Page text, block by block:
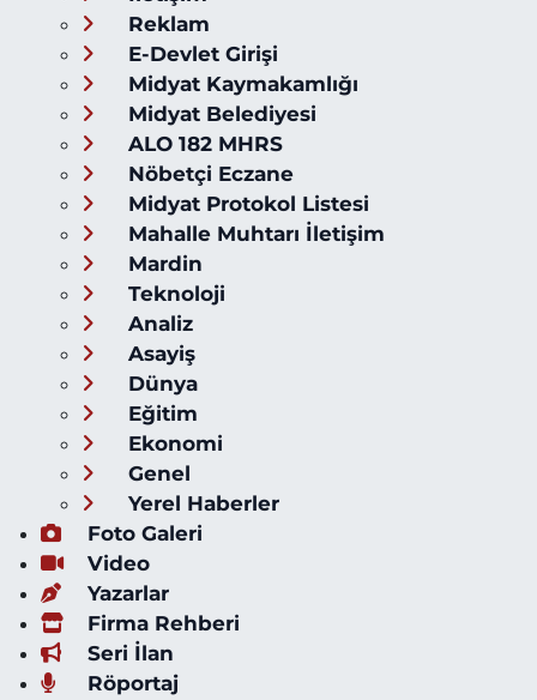
Reklam
E-Devlet Girişi
Midyat Kaymakamlığı
Midyat Belediyesi
ALO 182 MHRS
Nöbetçi Eczane
Midyat Protokol Listesi
Mahalle Muhtarı İletişim
Mardin
Teknoloji
Analiz
Asayiş
Dünya
Eğitim
Ekonomi
Genel
Yerel Haberler
Foto Galeri
Video
Yazarlar
Firma Rehberi
Seri İlan
Röportaj